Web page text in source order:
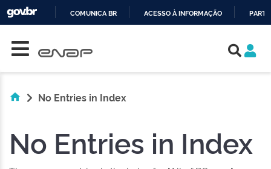
COMUNICA BR ACESSO À INFORMAÇÃO
No Entries in Index
No Entries in Index